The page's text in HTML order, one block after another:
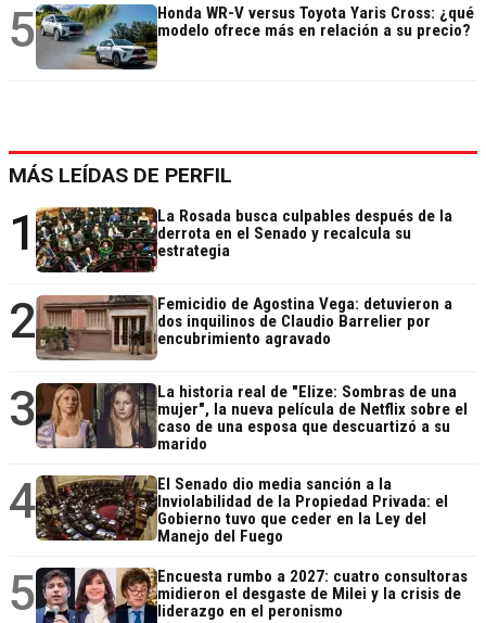
5
Honda WR-V versus Toyota Yaris Cross: ¿qué
modelo ofrece más en relación a su precio?
MÁS LEÍDAS DE PERFIL
1
La Rosada busca culpables después de la
derrota en el Senado y recalcula su
estrategia
2
Femicidio de Agostina Vega: detuvieron a
dos inquilinos de Claudio Barrelier por
encubrimiento agravado
3
La historia real de "Elize: Sombras de una
mujer", la nueva película de Netflix sobre el
caso de una esposa que descuartizó a su
marido
4
El Senado dio media sanción a la
Inviolabilidad de la Propiedad Privada: el
Gobierno tuvo que ceder en la Ley del
Manejo del Fuego
5
Encuesta rumbo a 2027: cuatro consultoras
midieron el desgaste de Milei y la crisis de
liderazgo en el peronismo